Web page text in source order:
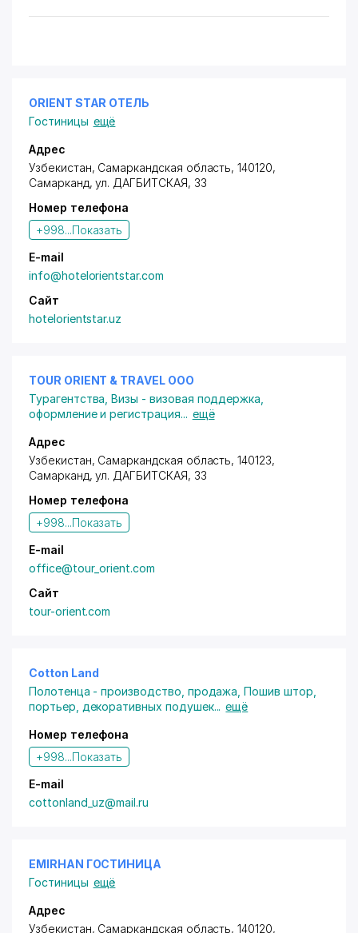
ORIENT STAR ОТЕЛЬ
Гостиницы ещё
Адрес
Узбекистан, Самаркандская область, 140120,
Самарканд,ул. ДАГБИТСКАЯ, 33
Номер телефона
+998...Показать
E-mail
info@hotelorientstar.com
Сайт
hotelorientstar.uz
TOUR ORIENT & TRAVEL ООО
Турагентства ,Визы - визовая поддержка,
оформление и регистрация... ещё
Адрес
Узбекистан, Самаркандская область, 140123,
Самарканд,ул. ДАГБИТСКАЯ, 33
Номер телефона
+998...Показать
E-mail
office@tour_orient.com
Сайт
tour-orient.com
Cotton Land
Полотенца - производство, продажа ,Пошив штор,
портьер, декоративных подушек... ещё
Номер телефона
+998...Показать
E-mail
cottonland_uz@mail.ru
EMIRHAN ГОСТИНИЦА
Гостиницы ещё
Адрес
Узбекистан, Самаркандская область, 140120,